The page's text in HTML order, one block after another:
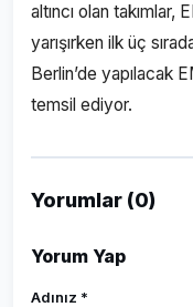
altıncı olan
yarışırken ilk üç
Berlin’de yapılacak
temsil ediyor.
Yorumlar (0)
Yorum Yap
Adınız *